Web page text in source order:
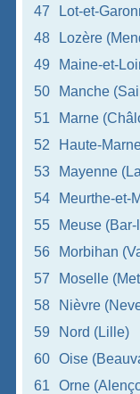
47
Lot-et-
48
Lozère
49
Maine-et-
50
Manche
51
Marne
52
Haute-
53
Mayenne
54
Meurthe-et-
55
Meuse
56
Morbihan
57
Moselle
58
Nièvre
59
Nord (Lille)
60
Oise
61
Orne